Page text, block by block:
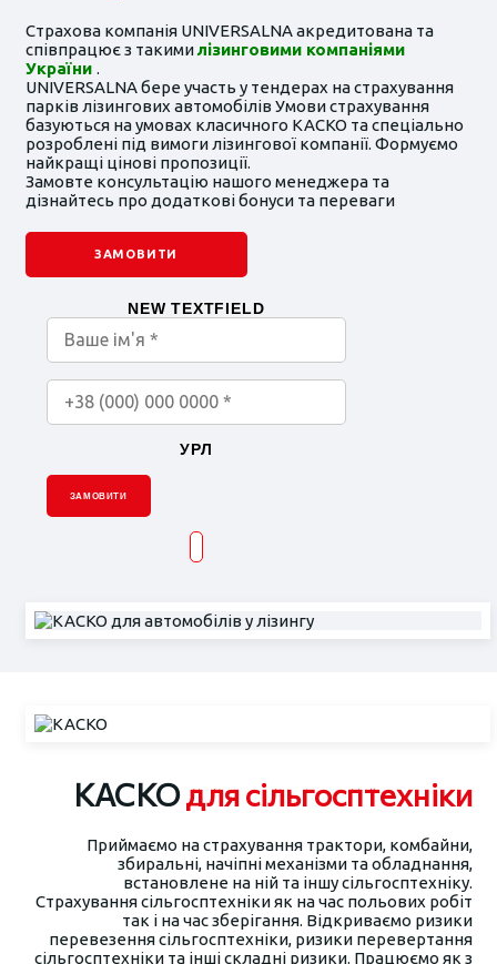
Страхова компанія UNIVERSALNA акредитована та
співпрацює з такимилізинговими компаніями
України .
UNIVERSALNA бере участь у тендерах на страхування
парків лізингових автомобілів Умови страхування
базуються на умовах класичного КАСКО та спеціально
розроблені під вимоги лізингової компанії. Формуємо
найкращі цінові пропозиції.
Замовте консультацію нашого менеджера та
дізнайтесь про додаткові бонуси та переваги
ЗАМОВИТИ
NEW TEXTFIELD
УРЛ
ЗАМОВИТИ
КАСКОдля сільгосптехніки
Приймаємо на страхування трактори, комбайни,
збиральні, начіпні механізми та обладнання,
встановлене на ній та іншу сільгосптехніку.
Страхування сільгосптехніки як на час польових робіт
так і на час зберігання. Відкриваємо ризики
перевезення сільгосптехніки, ризики перевертання
сільгосптехніки та інші складні ризики. Працюємо як з